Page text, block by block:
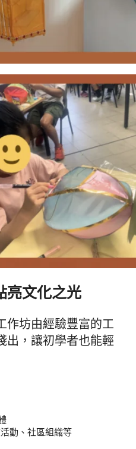
亮文化之光
作坊由經驗豐富的工
出，讓初學者也能輕
動、社區組織等